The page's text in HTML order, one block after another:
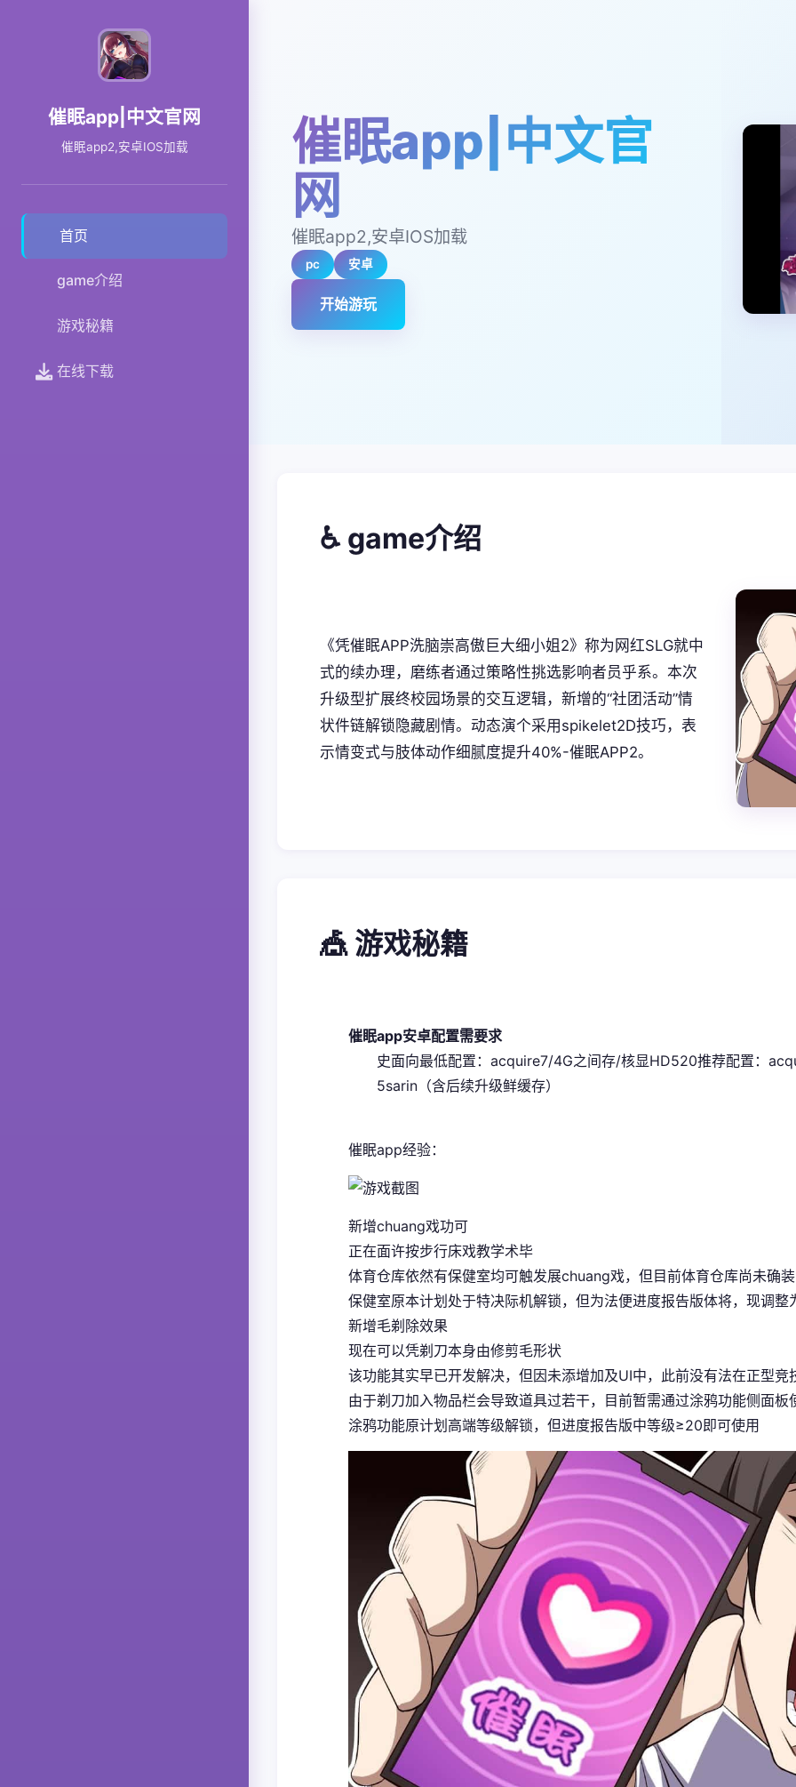
催眠app|中文官网
催眠app2,安卓IOS加载
首页
game介绍
游戏秘籍
在线下载
催眠app|中文官
网
催眠app2,安卓IOS加载
pc 安卓
开始游玩
♿ game介绍
《凭催眠APP洗脑崇高傲巨大细小姐2》称为网红SLG就中
式的续办理，磨练者通过策略性挑选影响者员乎系。本次
升级型扩展终校园场景的交互逻辑，新增的“社团活动”情
状件链解锁隐藏剧情。动态演个采用spikelet2D技巧，表
示情变式与肢体动作细腻度提升40%-催眠APP2。
🎪 游戏秘籍
催眠app安卓配置需要求
​史面向最低配置​ ​：acquire7/4G之间存/核显HD520​推荐配置​ ：
5sarin（含后续升级鲜缓存）
催眠app经验：
新增chuang戏功可
正在面许按步行床戏教学术毕
体育仓库依然有保健室均可触发展chuang戏，但目前体育仓库尚未确装
保健室原本计划处于特决际机解锁，但为法便进度报告版体将，现调
新增毛剃除效果
现在可以凭剃刀本身由修剪毛形状
该功能其实早已开发解决，但因未添增加及UI中，此前没有法在正型竞
由于剃刀加入物品栏会导致道具过若干，目前暂需通过涂鸦功能侧面板
涂鸦功能原计划高端等级解锁，但进度报告版中等级≥20即可使用